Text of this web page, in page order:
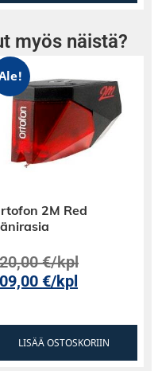
myös näistä?
2M Red
€/kpl
€/kpl
LISÄÄ OSTOSKORIIN